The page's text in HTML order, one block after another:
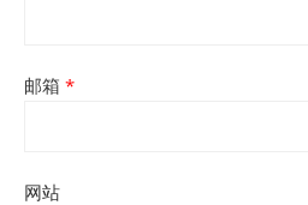
邮箱 *
网站